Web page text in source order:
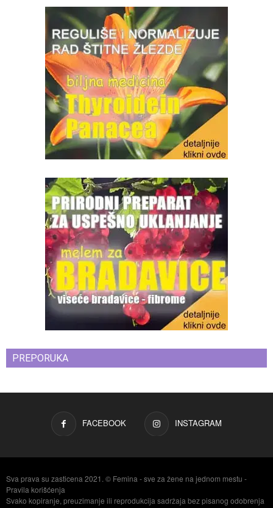
PREPORUKA
FACEBOOK INSTAGRAM
Sva prava su zasticena 2021. © Femina - sve za žene na jednom mestu -
Pravila korišćenja
Svako kopiranje, preuzimanje ili reprodukcija sadržaja bez pisanog odobrenja